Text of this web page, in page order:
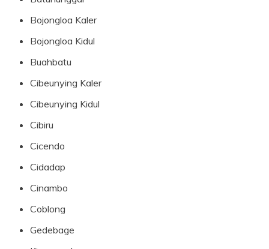
Bojongloa Kaler
Bojongloa Kidul
Buahbatu
Cibeunying Kaler
Cibeunying Kidul
Cibiru
Cicendo
Cidadap
Cinambo
Coblong
Gedebage